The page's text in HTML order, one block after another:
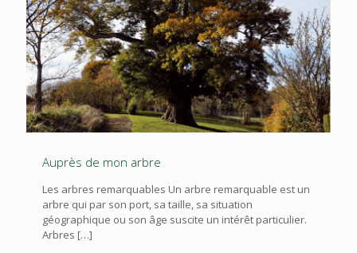
Auprès de mon arbre
Les arbres remarquables Un arbre remarquable est un
arbre qui par son port, sa taille, sa situation
géographique ou son âge suscite un intérêt particulier.
Arbres […]